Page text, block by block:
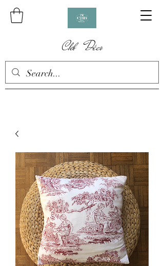
Chb Déco